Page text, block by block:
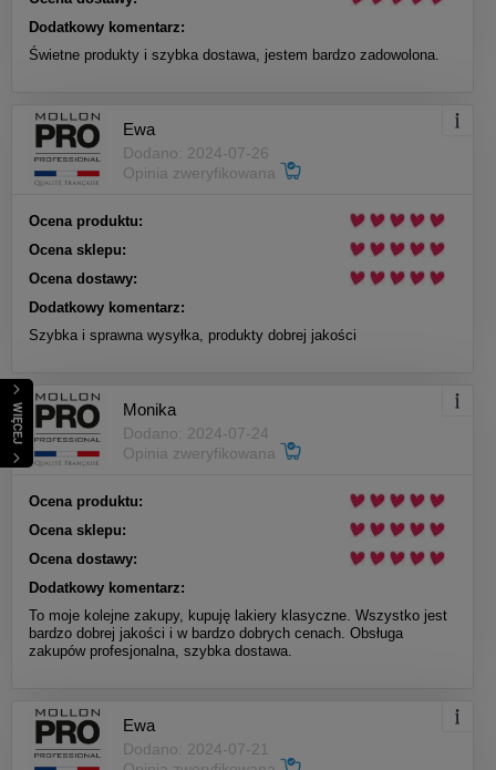
WIĘCEJ
Dodatkowy komentarz:
Świetne produkty i szybka dostawa, jestem bardzo zadowolona.
Ewa
Dodano: 2024-07-26
Opinia zweryfikowana
Ocena produktu:
Ocena sklepu:
Ocena dostawy:
Dodatkowy komentarz:
Szybka i sprawna wysyłka, produkty dobrej jakości
Monika
Dodano: 2024-07-24
Opinia zweryfikowana
Ocena produktu:
Ocena sklepu:
Ocena dostawy:
Dodatkowy komentarz:
To moje kolejne zakupy, kupuję lakiery klasyczne. Wszystko jest
bardzo dobrej jakości i w bardzo dobrych cenach. Obsługa
zakupów profesjonalna, szybka dostawa.
Ewa
Dodano: 2024-07-21